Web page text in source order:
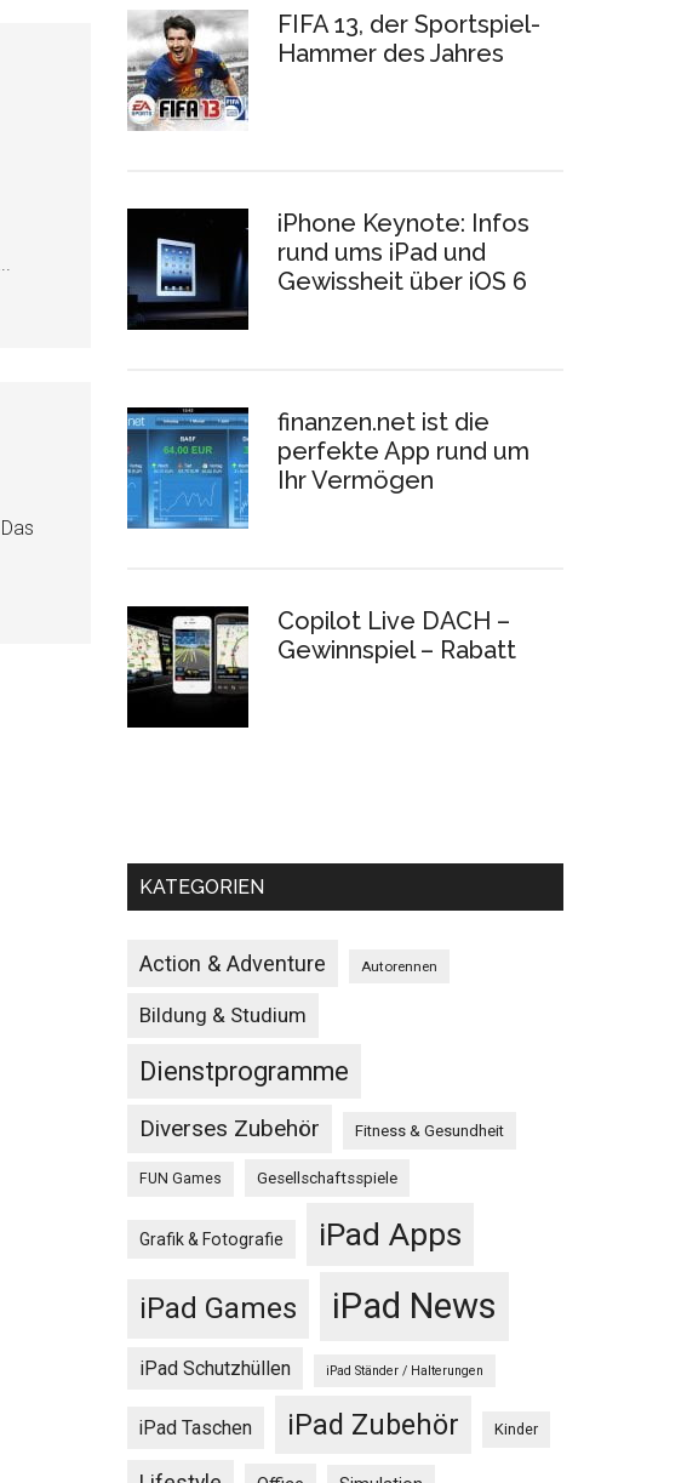
FIFA 13, der Sportspiel-
Hammer des Jahres
iPhone Keynote: Infos
rund ums iPad und
Gewissheit über iOS 6
finanzen.net ist die
perfekte App rund um
Ihr Vermögen
Copilot Live DACH –
Gewinnspiel – Rabatt
KATEGORIEN
Action & Adventure Autorennen
Bildung & Studium
Dienstprogramme
Diverses Zubehör Fitness & Gesundheit
FUN Games Gesellschaftsspiele
Grafik & Fotografie iPad Apps
iPad Games iPad News
iPad Schutzhüllen iPad Ständer / Halterungen
iPad Taschen iPad Zubehör Kinder